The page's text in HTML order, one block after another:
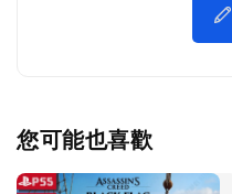
您可能也喜歡